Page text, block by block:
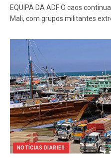
EQUIPA DA ADF O caos
Mali, com grupos militantes
NOTÍCIAS DIARIES